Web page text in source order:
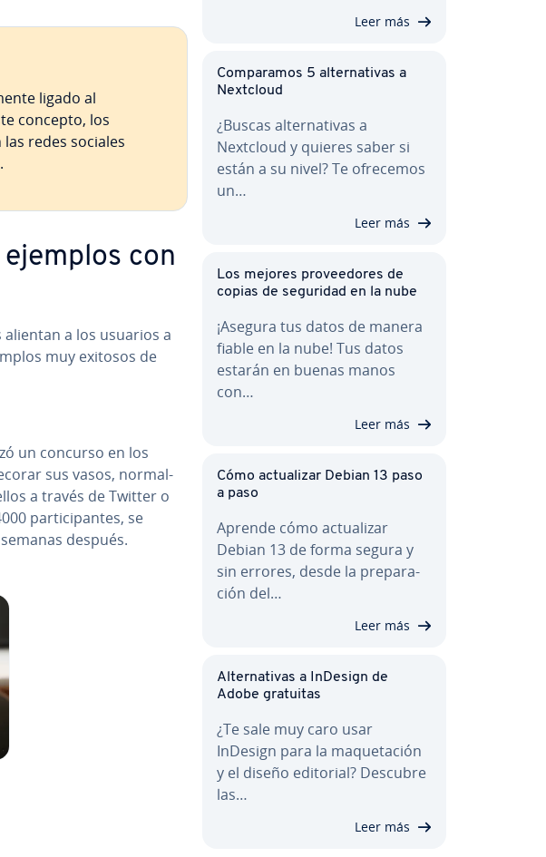
ligado al
concepto, los
redes sociales
con
a los usuarios a
muy exitosos de
un concurso en los
sus vasos, no­r­ma­l­
a través de Twitter o
pa­r­ti­ci­pa­n­tes, se
después.
Leer más
Co­m­pa­ra­mos 5 al­te­r­na­ti­vas a
Nextcloud
¿Buscas al­te­r­na­ti­vas a
Nextcloud y quieres saber si
están a su nivel? Te ofrecemos
un…
Leer más
Los mejores pro­vee­do­res de
copias de seguridad en la nube
¡Asegura tus datos de manera
fiable en la nube! Tus datos
estarán en buenas manos
con…
Leer más
Cómo ac­tua­li­zar Debian 13 paso
a paso
Aprende cómo ac­tua­li­zar
Debian 13 de forma segura y
sin errores, desde la pre­pa­ra­
ción del…
Leer más
Al­te­r­na­ti­vas a InDesign de
Adobe gratuitas
¿Te sale muy caro usar
InDesign para la ma­que­ta­ción
y el diseño editorial? Descubre
las…
Leer más